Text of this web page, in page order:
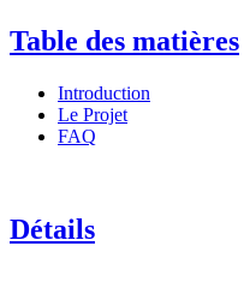
Table des matières
Introduction
Le Projet
FAQ
Détails